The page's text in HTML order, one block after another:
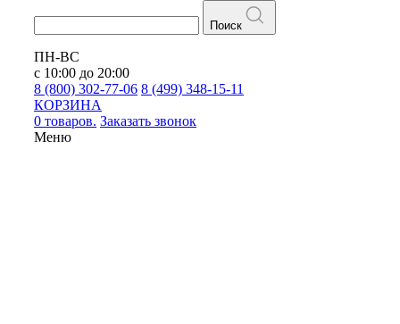
Поиск
ПН-ВС
с 10:00 до 20:00
8 (800) 302-77-06 8 (499) 348-15-11
КОРЗИНА
0 товаров. Заказать звонок
Меню